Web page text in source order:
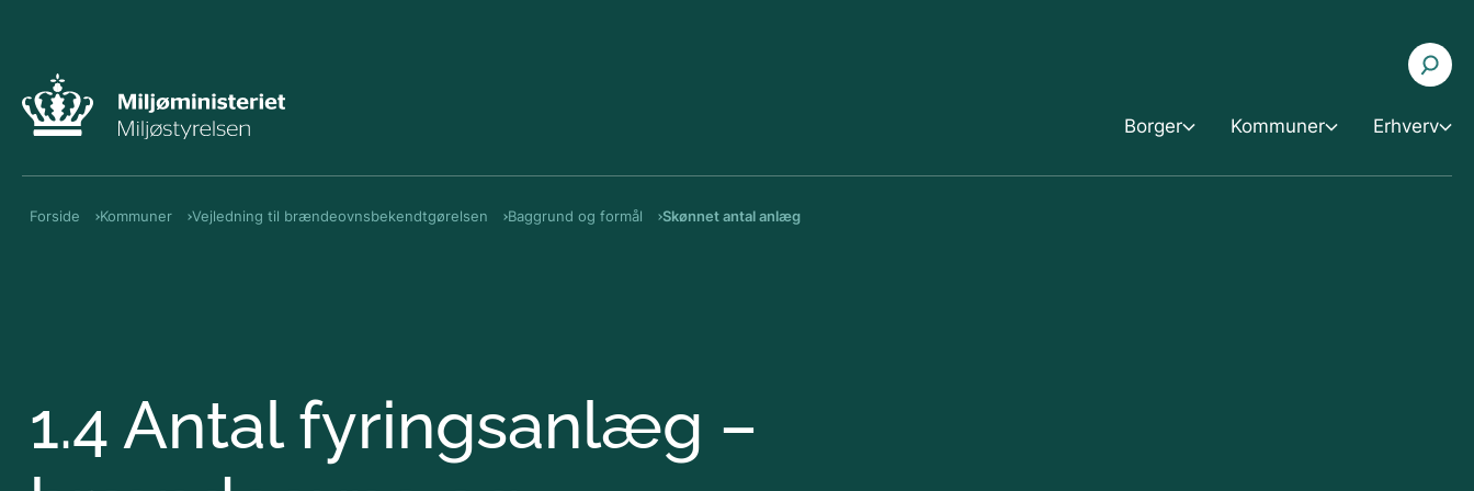
Borger Kommuner Erhverv
Forside Kommuner Vejledning til brændeovnsbekendtgørelsen Baggrund og formål Skønnet antal anlæg
1.4 Antal fyringsanlæg –